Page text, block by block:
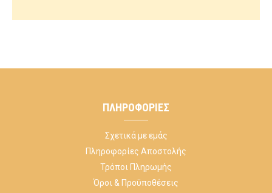
ΠΛΗΡΟΦΟΡΊΕΣ
Σχετικά με εμάς
Πληροφορίες Αποστολής
Τρόποι Πληρωμής
Όροι & Προϋποθέσεις